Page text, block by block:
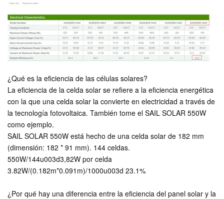
¿Qué es la eficiencia de las células solares?
La eficiencia de la celda solar se refiere a la eficiencia energética
con la que una celda solar la convierte en electricidad a través de
la tecnología fotovoltaica. También tome el SAIL SOLAR 550W
como ejemplo.
SAIL SOLAR 550W está hecho de una celda solar de 182 mm
(dimensión: 182 * 91 mm). 144 celdas.
550W/144u003d3,82W por celda
3.82W/(0.182m*0.091m)/1000u003d 23.1%
¿Por qué hay una diferencia entre la eficiencia del panel solar y la